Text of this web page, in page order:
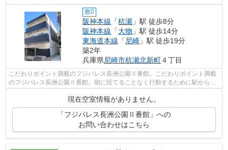
敷0
阪神本線 「杭瀬 」駅 徒歩8分
阪神本線 「大物 」駅 徒歩14分
東海道本線 「 尼崎 」駅 徒歩19分
築2年
兵庫県尼崎市杭瀬北新町４丁目
こだわりポイント満載のフジパレス長洲公園Ⅱ番館。こだわりポイント満載
のフジパレス長洲公園Ⅱ番館。朝に慌てることなく行動するために駅から徒
現在空室情報がありません。
「フジパレス長洲公園Ⅱ番館」への
お問い合わせはこちら